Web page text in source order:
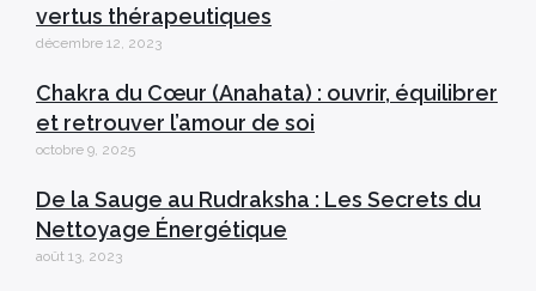
vertus thérapeutiques
décembre 12, 2023
Chakra du Cœur (Anahata) : ouvrir, équilibrer
et retrouver l’amour de soi
octobre 9, 2025
De la Sauge au Rudraksha : Les Secrets du
Nettoyage Énergétique
août 13, 2023